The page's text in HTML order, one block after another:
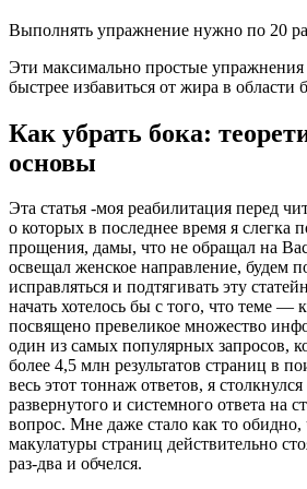
Выполнять упражнение нужно по 20
Эти максимально простые
быстрее избавиться от жира в области
Как убрать бока:
основы
Эта статья -моя реабилитация перед
о которых в последнее время я слегка
прощения, дамы, что не обращал на
освещал женское направление, будем
исправляться и подтягивать эту
начать хотелось бы с того, что теме —
посвящено превеликое множество
один из самых популярных запросов,
более 4,5 млн результатов страниц в
весь этот тоннаж ответов, я
развернутого и системного ответа на
вопрос. Мне даже стало как то обидно,
макулатуры страниц действительно
раз-два и обчелся.